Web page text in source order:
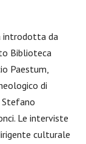
introdotta da
Biblioteca
Paestum,
di
Stefano
Le interviste
culturale